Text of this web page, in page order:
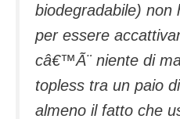
biodegradabile) non
per essere
câ€™Ã¨ niente di
topless tra un paio
almeno il fatto che